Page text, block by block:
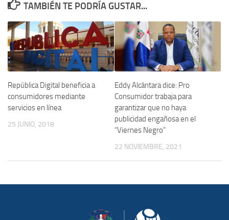
TAMBIÉN TE PODRÍA GUSTAR...
República Digital beneficia a
consumidores mediante
servicios en línea
25 JUNIO, 2018
Eddy Alcántara dice: Pro
Consumidor trabaja para
garantizar que no haya
publicidad engañosa en el
“Viernes Negro”
22 NOVIEMBRE, 2021